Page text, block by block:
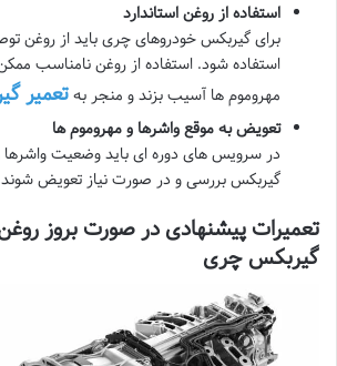
استفاده از روغن استاندارد
برای گیربکس خودروهای چری باید از روغن
استفاده شود. استفاده از روغن نامناسب
مهروموم ها آسیب بزند و منجر بهتعمیر
تعویض به موقع واشرها و مهروموم ها
در سرویس های دوره ای باید وضعیت واشرها
گیربکس بررسی و در صورت نیاز تعویض
تعمیرات پیشنهادی در صورت بروز
گیربکس چری